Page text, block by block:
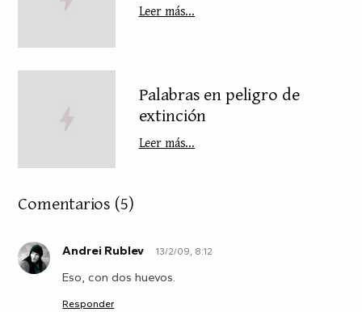
Leer más...
Palabras en peligro de
extinción
Leer más...
Comentarios (5)
A Andrei Rublev 13/2/09, 8:12
Eso, con dos huevos.
Responder